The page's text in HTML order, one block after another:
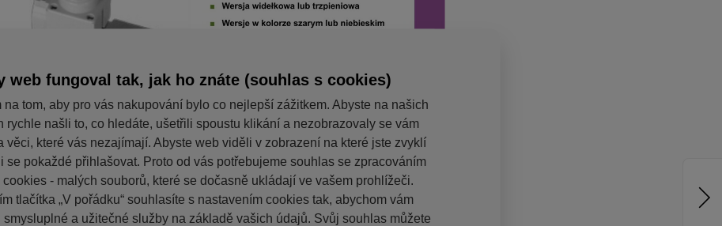
web fungoval tak, jak ho znáte (souhlas s cookies)
na tom, aby pro vás nakupování bylo co nejlepší zážitkem. Abyste na našich
rychle našli to, co hledáte, ušetřili spoustu klikání a nezobrazovaly se vám
věci, které vás nezajímají. Abyste web viděli v zobrazení na které jste zvyklí
se pokaždé přihlašovat. Proto od vás potřebujeme souhlas se zpracováním
cookies - malých souborů, které se dočasně ukládají ve vašem prohlížeči.
tlačítka „V pořádku“ souhlasíte s nastavením cookies tak, abychom vám
smysluplné a užitečné služby na základě vašich údajů. Svůj souhlas můžete